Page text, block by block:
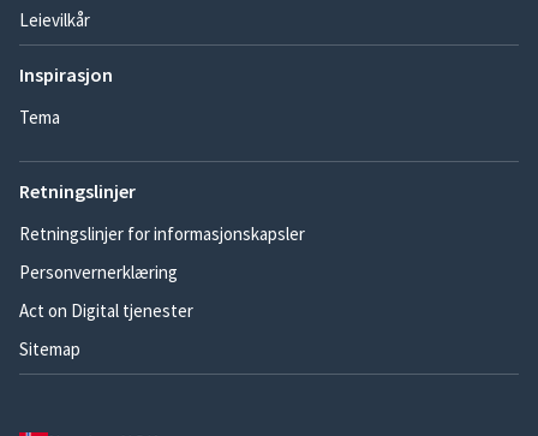
Leievilkår
Inspirasjon
Tema
Retningslinjer
Retningslinjer for informasjonskapsler
Personvernerklæring
Act on Digital tjenester
Sitemap